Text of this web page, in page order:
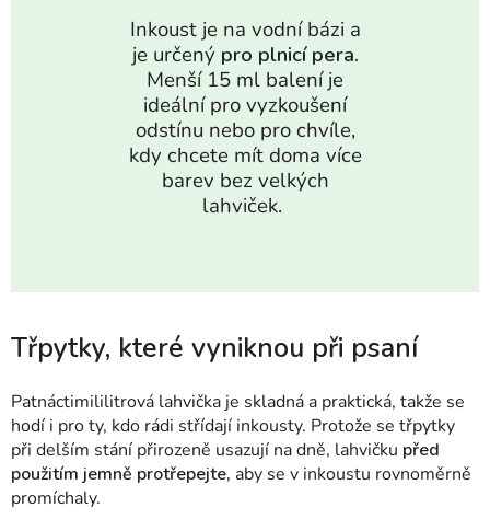
Inkoust je na vodní bázi a
je určený pro plnicí pera.
Menší 15 ml balení je
ideální pro vyzkoušení
odstínu nebo pro chvíle,
kdy chcete mít doma více
barev bez velkých
lahviček.
Třpytky, které vyniknou při psaní
Patnáctimililitrová lahvička je skladná a praktická, takže se
hodí i pro ty, kdo rádi střídají inkousty. Protože se třpytky
při delším stání přirozeně usazují na dně, lahvičku před
použitím jemně protřepejte, aby se v inkoustu rovnoměrně
promíchaly.